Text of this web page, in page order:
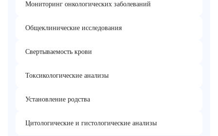
Мониторинг онкологических заболеваний
Общеклинические исследования
Свертываемость крови
Токсикологические анализы
Установление родства
Цитологические и гистологические анализы